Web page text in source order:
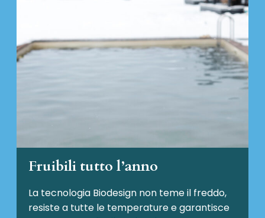
Fruibili tutto l’anno
La tecnologia Biodesign non teme il freddo,
resiste a tutte le temperature e garantisce